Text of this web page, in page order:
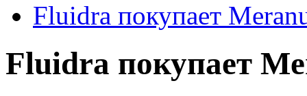
Fluidra покупает
Fluidra покупает